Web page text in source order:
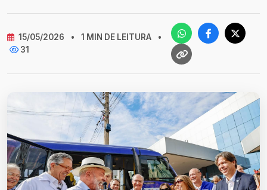
15/05/2026 • 1 MIN DE LEITURA
•
31